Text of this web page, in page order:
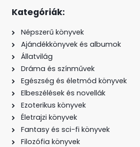
Kategóriák:
Népszerű könyvek
Ajándékkönyvek és albumok
Állatvilág
Dráma és színművek
Egészség és életmód könyvek
Elbeszélések és novellák
Ezoterikus könyvek
Életrajzi könyvek
Fantasy és sci-fi könyvek
Filozófia könyvek